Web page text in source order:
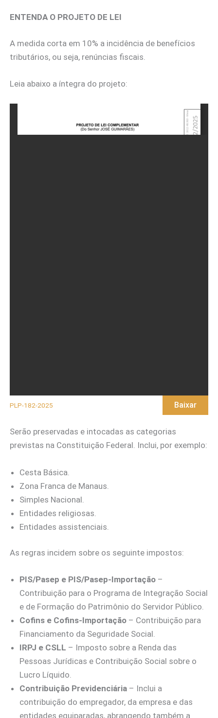
ENTENDA O PROJETO DE LEI
A medida corta em 10% a incidência de benefícios
tributários, ou seja, renúncias fiscais.
Leia abaixo a íntegra do projeto:
PLP-182-2025 Baixar
Serão preservadas e intocadas as categorias
previstas na Constituição Federal. Inclui, por exemplo:
Cesta Básica.
Zona Franca de Manaus.
Simples Nacional.
Entidades religiosas.
Entidades assistenciais.
As regras incidem sobre os seguinte impostos:
PIS/Pasep e PIS/Pasep-Importação –
Contribuição para o Programa de Integração Social
e de Formação do Patrimônio do Servidor Público.
Cofins e Cofins-Importação – Contribuição para
Financiamento da Seguridade Social.
IRPJ e CSLL – Imposto sobre a Renda das
Pessoas Jurídicas e Contribuição Social sobre o
Lucro Líquido.
Contribuição Previdenciária – Inclui a
contribuição do empregador, da empresa e das
entidades equiparadas, abrangendo também a